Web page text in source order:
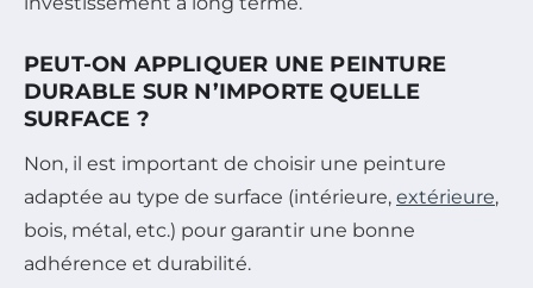
PEUT-ON APPLIQUER UNE PEINTURE
DURABLE SUR N’IMPORTE QUELLE
SURFACE ?
Non, il est important de choisir une peinture
adaptée au type de surface (intérieure, extérieure,
bois, métal, etc.) pour garantir une bonne
adhérence et durabilité.